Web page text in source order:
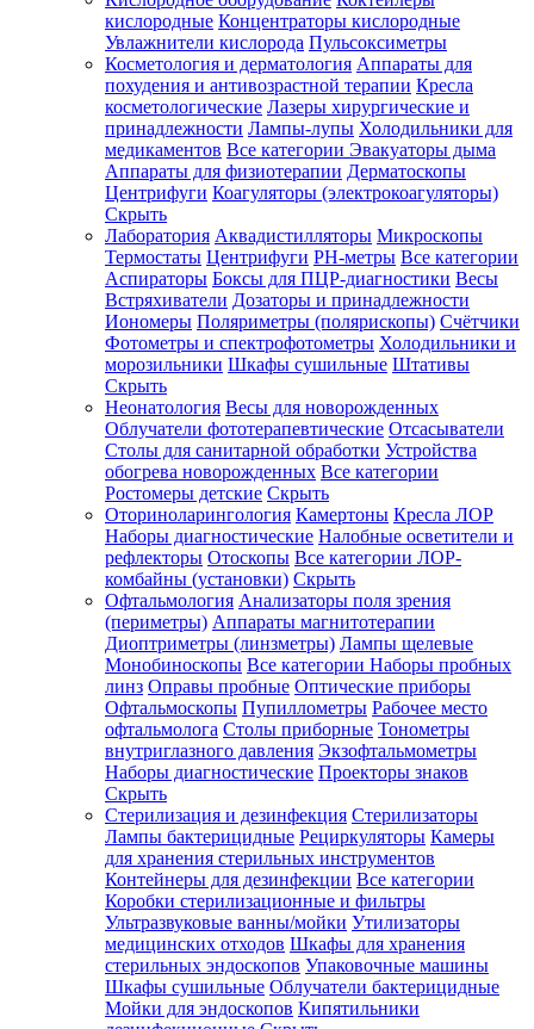
Зарегистрироваться
Зачем
регистрироваться?
Все
покупки
одном
месте
Личный
менеджер
Отслеживание
статуса
заказа
кислородные Концентраторы кислородные
Увлажнители кислорода Пульсоксиметры
Косметология и дерматология Аппараты для
похудения и антивозрастной терапии Кресла
косметологические Лазеры хирургические и
принадлежности Лампы-лупы Холодильники для
медикаментов Все категории Эвакуаторы дыма
Аппараты для физиотерапии Дерматоскопы
Центрифуги Коагуляторы (электрокоагуляторы)
Скрыть
Лаборатория Аквадистилляторы Микроскопы
Термостаты Центрифуги PH-метры Все категории
Аспираторы Боксы для ПЦР-диагностики Весы
Встряхиватели Дозаторы и принадлежности
Иономеры Поляриметры (полярископы) Счётчики
Фотометры и спектрофотометры Холодильники и
морозильники Шкафы сушильные Штативы
Скрыть
Неонатология Весы для новорожденных
Облучатели фототерапевтические Отсасыватели
Столы для санитарной обработки Устройства
обогрева новорожденных Все категории
Ростомеры детские Скрыть
Оториноларингология Камертоны Кресла ЛОР
Наборы диагностические Налобные осветители и
рефлекторы Отоскопы Все категории ЛОР-
комбайны (установки) Скрыть
Офтальмология Анализаторы поля зрения
(периметры) Аппараты магнитотерапии
Диоптриметры (линзметры) Лампы щелевые
Монобиноскопы Все категории Наборы пробных
линз Оправы пробные Оптические приборы
Офтальмоскопы Пупиллометры Рабочее место
офтальмолога Столы приборные Тонометры
внутриглазного давления Экзофтальмометры
Наборы диагностические Проекторы знаков
Скрыть
Стерилизация и дезинфекция Стерилизаторы
Лампы бактерицидные Рециркуляторы Камеры
для хранения стерильных инструментов
Контейнеры для дезинфекции Все категории
Коробки стерилизационные и фильтры
Ультразвуковые ванны/мойки Утилизаторы
медицинских отходов Шкафы для хранения
стерильных эндоскопов Упаковочные машины
Шкафы сушильные Облучатели бактерицидные
Мойки для эндоскопов Кипятильники